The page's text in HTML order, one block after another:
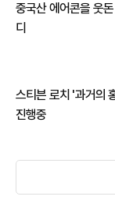
중국산 에어콘을 웃
디
스티븐 로치 '과거의
진행중